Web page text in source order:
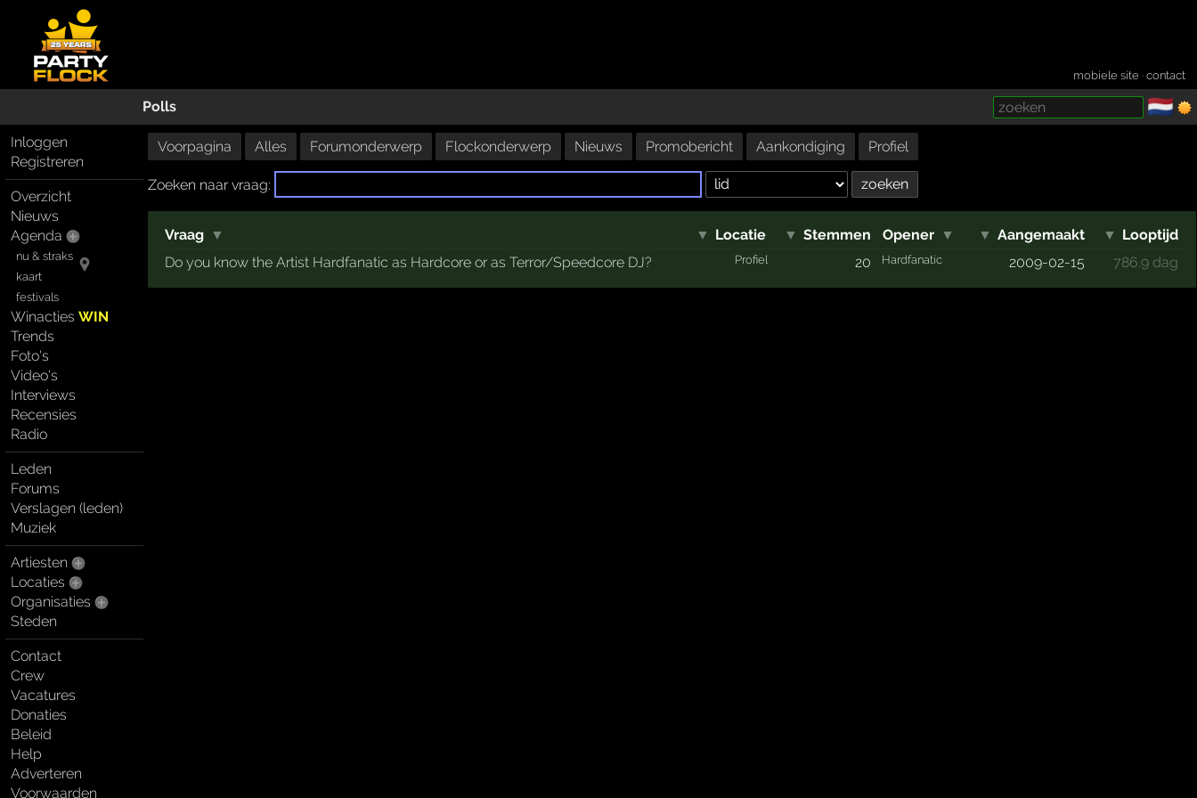
mobiele site ·contact
Polls 🇳🇱
Inloggen
Registreren
Overzicht
Nieuws
Agenda
nu & straks
kaart
festivals
WinactiesWIN
Trends
Foto's
Video's
Interviews
Recensies
Radio
Leden
Forums
Verslagen (leden)
Muziek
Artiesten
Locaties
Organisaties
Steden
Contact
Crew
Vacatures
Donaties
Beleid
Help
Adverteren
Voorwaarden
Voorpagina Alles Forumonderwerp Flockonderwerp Nieuws Promobericht Aankondiging Profiel
Zoeken naar vraag:
Vraag ▼ ▼ Locatie ▼ Stemmen Opener ▼ ▼ Aangemaakt ▼ Looptijd
Do you know the Artist Hardfanatic as Hardcore or as Terror/Speedcore DJ?
Profiel 20 Hardfanatic 2009-02-15 786.9 dag